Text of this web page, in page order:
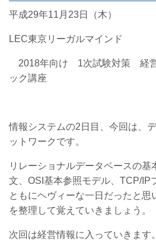
平成29年11月23日（木）
LEC東京リーガルマインド
2018年向け 1次試験対策 経
ック講座
情報システムの2日目、 今回は、
ットワークです。
リレーショナルデータベースの
文、OSI基本参照モデル、TCP/IP
ともにヘヴィーな一日だったと思
を整理して覚えていきましょう。
次回は経営情報に入っていきます